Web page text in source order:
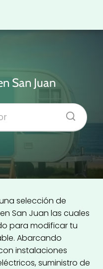
San Juan
selección de
San Juan las cuales
para modificar tu
Abarcando
instalaciones
suministro de